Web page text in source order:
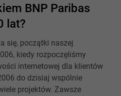
BNP Paribas
lat?
się, początki naszej
kiedy rozpoczęliśmy
internetowej dla klientów
do dzisiaj wspólnie
projektów. Zawsze